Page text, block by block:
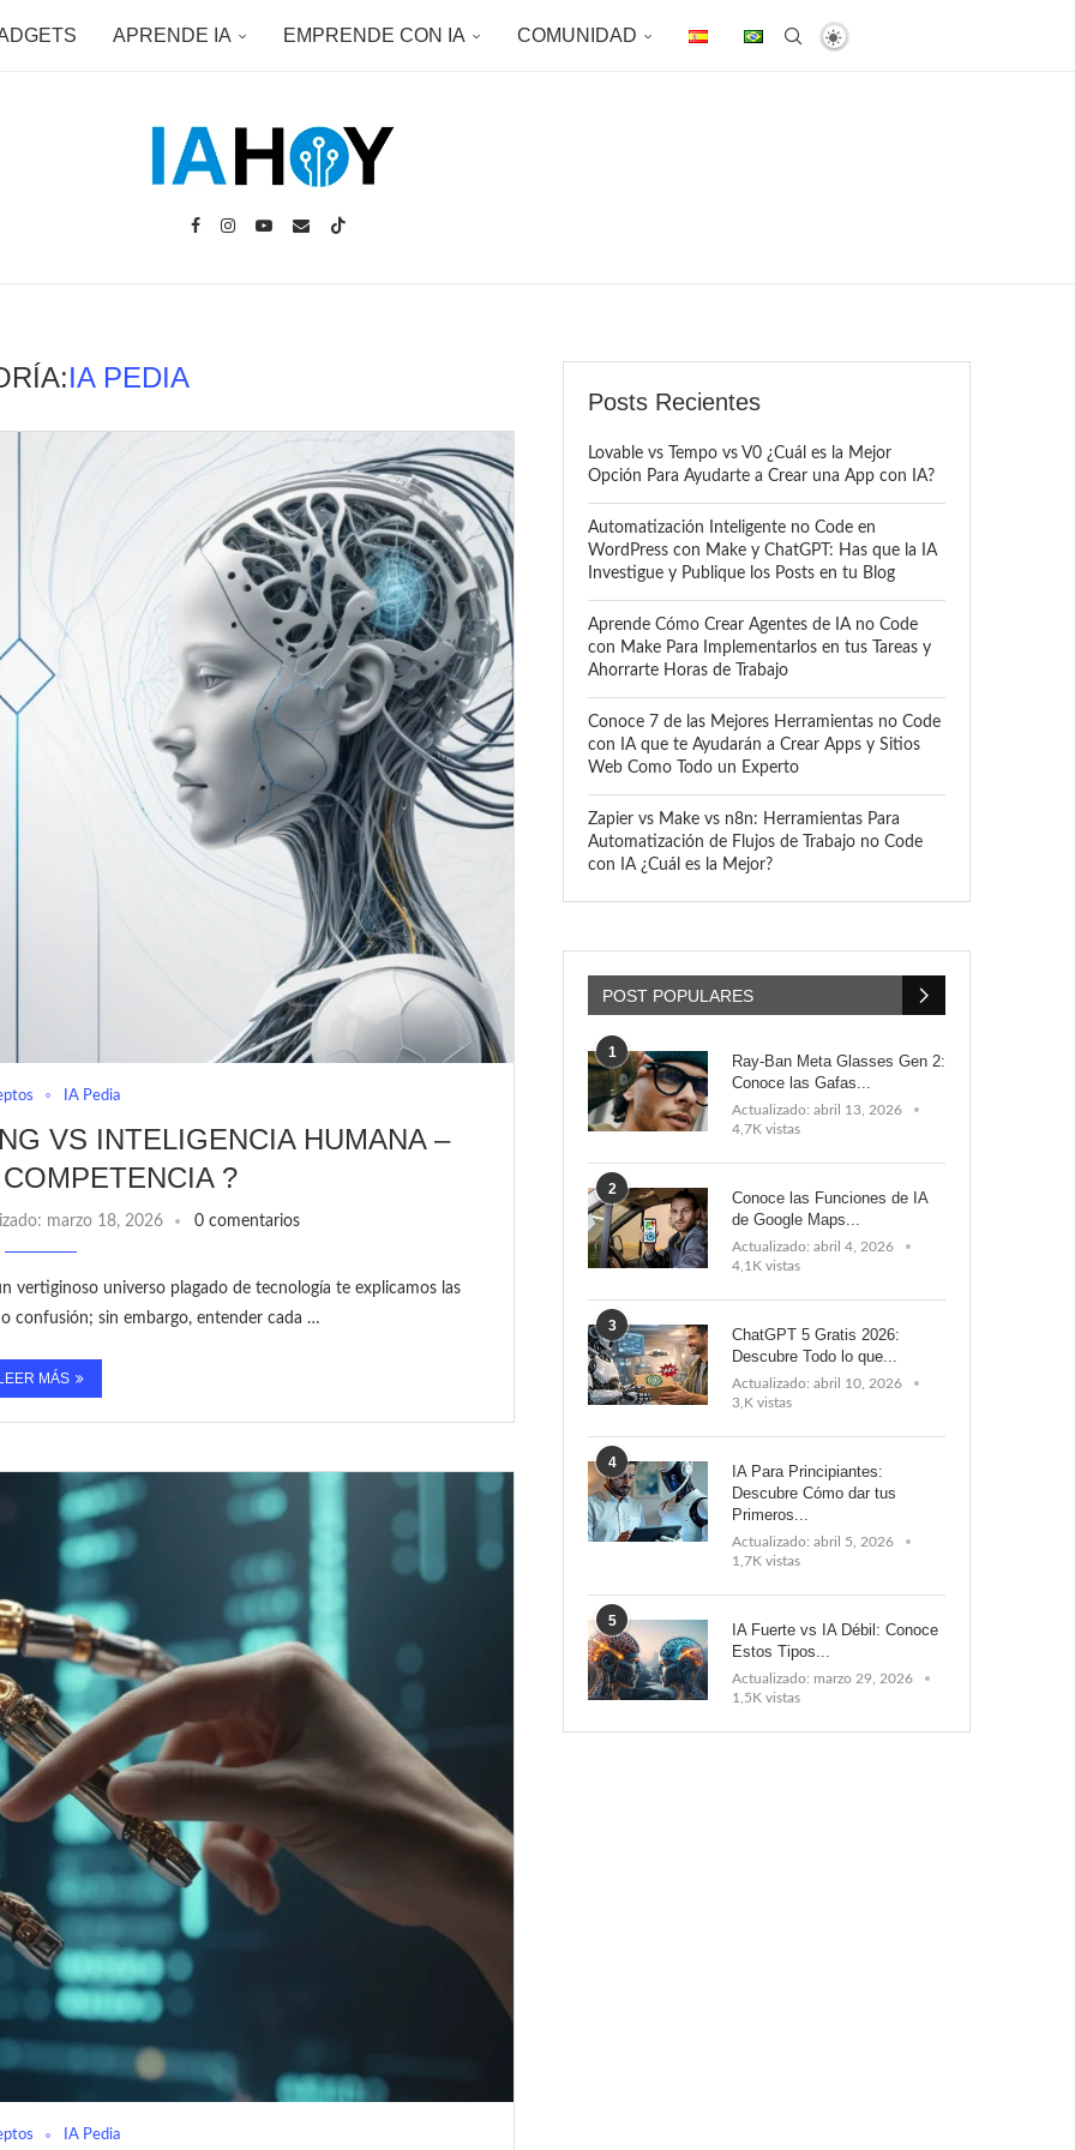
APRENDE IA EMPRENDE CON IA COMUNIDAD
IA PEDIA
IA Pedia
VS INTELIGENCIA HUMANA –
?
marzo 18, 2026 0 comentarios
vertiginoso universo plagado de tecnología te explicamos las
confusión; sin embargo, entender cada …
MÁS
IA Pedia
Posts Recientes
Lovable vs Tempo vs V0 ¿Cuál es la Mejor
Opción Para Ayudarte a Crear una App con IA?
Automatización Inteligente no Code en
WordPress con Make y ChatGPT: Has que la IA
Investigue y Publique los Posts en tu Blog
Aprende Cómo Crear Agentes de IA no Code
con Make Para Implementarlos en tus Tareas y
Ahorrarte Horas de Trabajo
Conoce 7 de las Mejores Herramientas no Code
con IA que te Ayudarán a Crear Apps y Sitios
Web Como Todo un Experto
Zapier vs Make vs n8n: Herramientas Para
Automatización de Flujos de Trabajo no Code
con IA ¿Cuál es la Mejor?
POST POPULARES
1
Ray-Ban Meta Glasses Gen 2:
Conoce las Gafas...
Actualizado: abril 13, 2026
4,7K vistas
2
Conoce las Funciones de IA
de Google Maps...
Actualizado: abril 4, 2026
4,1K vistas
3
ChatGPT 5 Gratis 2026:
Descubre Todo lo que...
Actualizado: abril 10, 2026
3,K vistas
4
IA Para Principiantes:
Descubre Cómo dar tus
Primeros...
Actualizado: abril 5, 2026
1,7K vistas
5
IA Fuerte vs IA Débil: Conoce
Estos Tipos...
Actualizado: marzo 29, 2026
1,5K vistas